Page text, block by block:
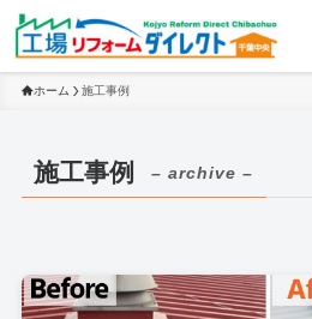
ホーム 施工事例
施工事例 – archive –